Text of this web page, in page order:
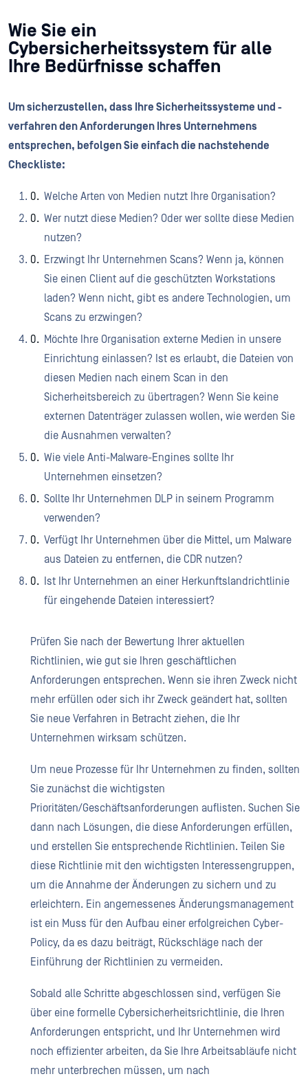
Wie Sie ein
Cybersicherheitssystem für alle
Ihre Bedürfnisse schaffen
Um sicherzustellen, dass Ihre Sicherheitssysteme und -
verfahren den Anforderungen Ihres Unternehmens
entsprechen, befolgen Sie einfach die nachstehende
Checkliste:
Welche Arten von Medien nutzt Ihre Organisation?
Wer nutzt diese Medien? Oder wer sollte diese Medien
nutzen?
Erzwingt Ihr Unternehmen Scans? Wenn ja, können
Sie einen Client auf die geschützten Workstations
laden? Wenn nicht, gibt es andere Technologien, um
Scans zu erzwingen?
Möchte Ihre Organisation externe Medien in unsere
Einrichtung einlassen? Ist es erlaubt, die Dateien von
diesen Medien nach einem Scan in den
Sicherheitsbereich zu übertragen? Wenn Sie keine
externen Datenträger zulassen wollen, wie werden Sie
die Ausnahmen verwalten?
Wie viele Anti-Malware-Engines sollte Ihr
Unternehmen einsetzen?
Sollte Ihr Unternehmen DLP in seinem Programm
verwenden?
Verfügt Ihr Unternehmen über die Mittel, um Malware
aus Dateien zu entfernen, die CDR nutzen?
Ist Ihr Unternehmen an einer Herkunftslandrichtlinie
für eingehende Dateien interessiert?
Prüfen Sie nach der Bewertung Ihrer aktuellen
Richtlinien, wie gut sie Ihren geschäftlichen
Anforderungen entsprechen. Wenn sie ihren Zweck nicht
mehr erfüllen oder sich ihr Zweck geändert hat, sollten
Sie neue Verfahren in Betracht ziehen, die Ihr
Unternehmen wirksam schützen.
Um neue Prozesse für Ihr Unternehmen zu finden, sollten
Sie zunächst die wichtigsten
Prioritäten/Geschäftsanforderungen auflisten. Suchen Sie
dann nach Lösungen, die diese Anforderungen erfüllen,
und erstellen Sie entsprechende Richtlinien. Teilen Sie
diese Richtlinie mit den wichtigsten Interessengruppen,
um die Annahme der Änderungen zu sichern und zu
erleichtern. Ein angemessenes Änderungsmanagement
ist ein Muss für den Aufbau einer erfolgreichen Cyber-
Policy, da es dazu beiträgt, Rückschläge nach der
Einführung der Richtlinien zu vermeiden.
Sobald alle Schritte abgeschlossen sind, verfügen Sie
über eine formelle Cybersicherheitsrichtlinie, die Ihren
Anforderungen entspricht, und Ihr Unternehmen wird
noch effizienter arbeiten, da Sie Ihre Arbeitsabläufe nicht
mehr unterbrechen müssen, um nach